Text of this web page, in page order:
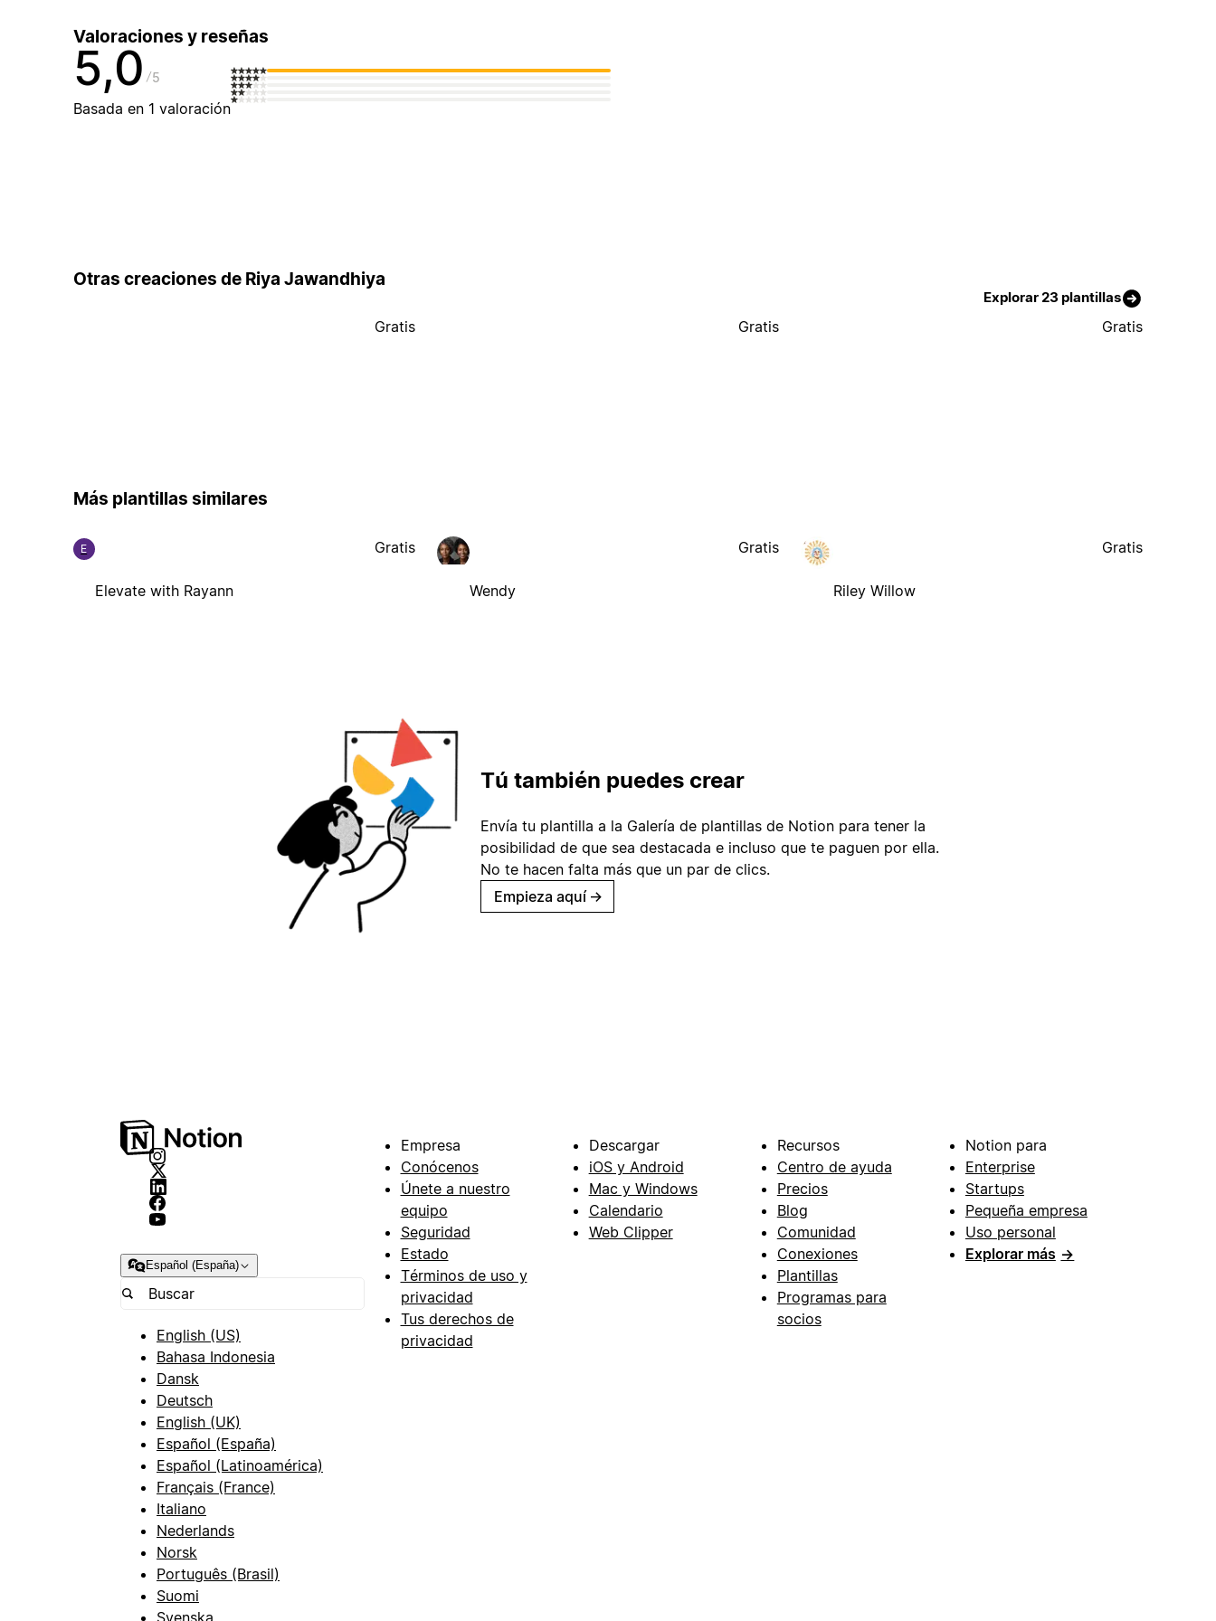
Valoraciones y reseñas
5,0 5
Basada en 1 valoración
Otras creaciones de Riya Jawandhiya
Explorar 23 plantillas
Gratis Gratis Gratis
Más plantillas similares
E
Elevate with Rayann
Gratis
Wendy
Gratis
Riley Willow
Gratis
Tú también puedes crear
Envía tu plantilla a la Galería de plantillas de Notion para tener la
posibilidad de que sea destacada e incluso que te paguen por ella.
No te hacen falta más que un par de clics.
Empieza aquí →
Español (España)
English (US)
Bahasa Indonesia
Dansk
Deutsch
English (UK)
Español (España)
Español (Latinoamérica)
Français (France)
Italiano
Nederlands
Norsk
Português (Brasil)
Suomi
Empresa
Conócenos
Únete a nuestro
equipo
Seguridad
Estado
Términos de uso y
privacidad
Tus derechos de
privacidad
Descargar
iOS y Android
Mac y Windows
Calendario
Web Clipper
Recursos
Centro de ayuda
Precios
Blog
Comunidad
Conexiones
Plantillas
Programas para
socios
Notion para
Enterprise
Startups
Pequeña empresa
Uso personal
Explorar más →